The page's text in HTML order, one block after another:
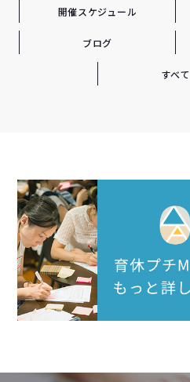
開催スケジュール
ブログ
すべて